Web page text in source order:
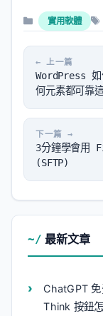
分
類
實用軟體
WordPress
何元素都可靠
3分鐘學會用
(SFTP)
最新文章
ChatGPT
Think 按鈕